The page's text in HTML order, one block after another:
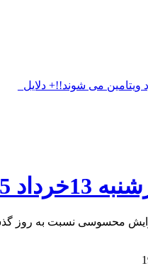
ویتامین می شوند!!+ دلایل_
+ جدول
محسوسی نسبت به روز